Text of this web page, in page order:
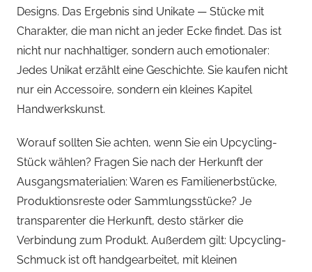
Designs. Das Ergebnis sind Unikate — Stücke mit
Charakter, die man nicht an jeder Ecke findet. Das ist
nicht nur nachhaltiger, sondern auch emotionaler:
Jedes Unikat erzählt eine Geschichte. Sie kaufen nicht
nur ein Accessoire, sondern ein kleines Kapitel
Handwerkskunst.
Worauf sollten Sie achten, wenn Sie ein Upcycling-
Stück wählen? Fragen Sie nach der Herkunft der
Ausgangsmaterialien: Waren es Familienerbstücke,
Produktionsreste oder Sammlungsstücke? Je
transparenter die Herkunft, desto stärker die
Verbindung zum Produkt. Außerdem gilt: Upcycling-
Schmuck ist oft handgearbeitet, mit kleinen